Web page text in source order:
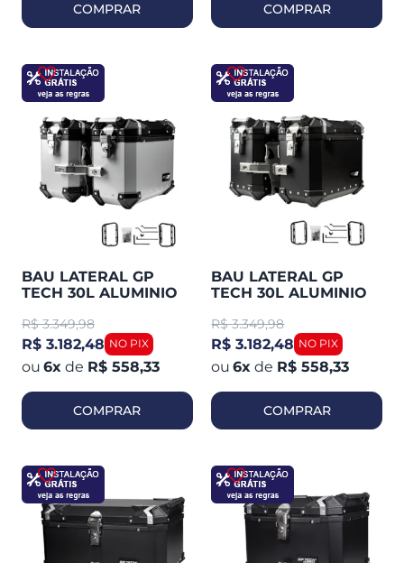
COMPRAR COMPRAR
BAU LATERAL GP
TECH 30L ALUMINIO
PAR + SUPORTE
MULTI FUNCIONAL
R$ 3.349,98
R$ 3.182,48
6x de R$ 558,33
COMPRAR
BAU LATERAL GP
TECH 30L ALUMINIO
PAR + SUPORTE
MULTI FUNCIONAL
R$ 3.349,98
R$ 3.182,48
6x de R$ 558,33
COMPRAR